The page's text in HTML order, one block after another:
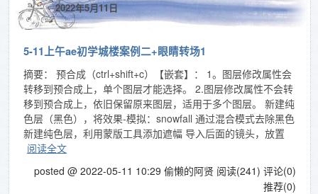
2022年5月11日
5-11上午ae初学城楼案例二+眼睛转场1
摘要： 预合成（ctrl+shift+c）【嵌套】： 1。图层修改属性会
转移到预合成上，单个图层才能选择。 2.图层修改属性不会转
移到预合成上，依旧保留原来图层，适用于多个图层。 新建纯
色层（黑色），将效果-模拟：snowfall 通过混合模式去除黑色
新建纯色层，利用蒙版工具添加遮幅 导入后面的镜头，放置
阅读全文
posted @ 2022-05-11 10:29 偷懒的阿贤 阅读(241) 评论(0)
推荐(0)